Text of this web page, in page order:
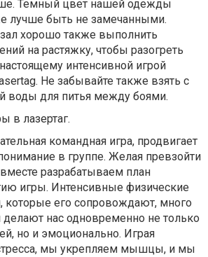
Темный цвет нашей одежды
лучше быть не замечанными.
хорошо также выполнить
на растяжку, чтобы разогреть
интенсивной игрой
Не забывайте также взять с
воды для питья между боями.
в лазертаг.
командная игра, продвигает
в группе. Желая превзойти
разрабатываем план
игры. Интенсивные физические
которые его сопровождают, много
делают нас одновременно не только
но и эмоционально. Играя
мы укрепляем мышцы, и мы